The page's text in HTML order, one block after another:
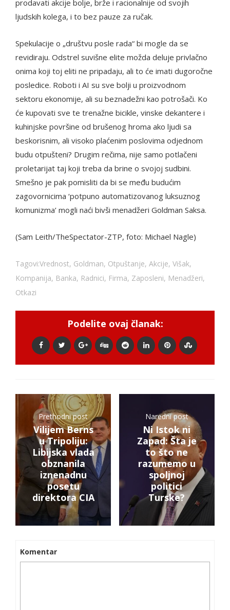
prodavati akcije bolje, brže i racionalnije od svojih
ljudskih kolega, i to bez pauze za ručak.
Spekulacije o „društvu posle rada“ bi mogle da se
revidiraju. Odstrel suvišne elite možda deluje privlačno
onima koji toj eliti ne pripadaju, ali to će imati dugoročne
posledice. Roboti i AI su sve bolji u proizvodnom
sektoru ekonomije, ali su beznadežni kao potrošači. Ko
će kupovati sve te trenažne bicikle, vinske dekantere i
kuhinjske površine od brušenog hroma ako ljudi sa
beskorisnim, ali visoko plaćenim poslovima odjednom
budu otpušteni? Drugim rečima, nije samo potlačeni
proletarijat taj koji treba da brine o svojoj sudbini.
Smešno je pak pomisliti da bi se među budućim
zagovornicima ‘potpuno automatizovanog luksuznog
komunizma’ mogli naći bivši menadžeri Goldman Saksa.
(Sam Leith/TheSpectator-ZTP, foto: Michael Nagle)
Tagovi:Vrednost, Goldman, Otpuštanje, Akcije, Višak,
Kompanija, Banka, Radnici, Firma, Zaposleni, Menadžeri,
Otkazi
Podelite ovaj članak:
Prethodni post
Vilijem Berns
u Tripoliju:
Libijska vlada
obznanila
iznenadnu
posetu
direktora CIA
Naredni post
Ni Istok ni
Zapad: Šta je
to što ne
razumemo u
spoljnoj
politici
Turske?
Komentar